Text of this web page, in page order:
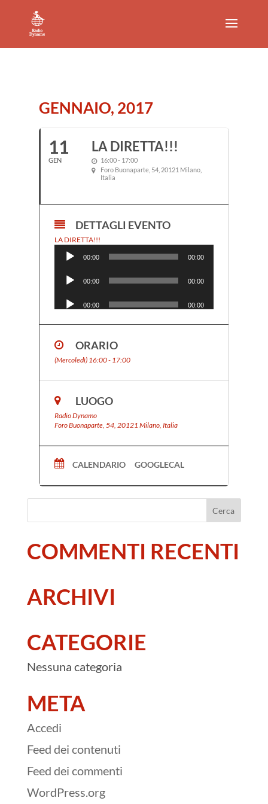
GENNAIO, 2017
11
GEN
LA DIRETTA!!!
16:00 - 17:00
Foro Buonaparte, 54, 20121 Milano,
Italia
DETTAGLI EVENTO
LA DIRETTA!!!Audio
00:00 00:00
Player
00:00 00:00
Player
00:00 00:00
Audio
Player
Player
00:00
ORARIO
(Mercoledì) 16:00 - 17:00
LUOGO
Radio Dynamo
Foro Buonaparte, 54, 20121 Milano, Italia
CALENDARIO GOOGLECAL
COMMENTI RECENTI
ARCHIVI
CATEGORIE
Nessuna categoria
META
Accedi
Feed dei contenuti
Feed dei commenti
WordPress.org